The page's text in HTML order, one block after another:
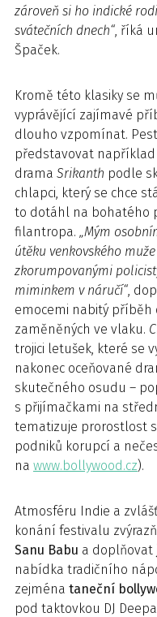
zároveň si ho indické
svátečních dnech“, říká
Špaček.
Kromě této klasiky se
vyprávějící zajímavé
dlouho vzpomínat.
představovat například
drama Srikanth podle
chlapci, který se chce
to dotáhl na bohatého
filantropa. „Mým
útěku venkovského
zkorumpovanými
miminkem v náručí“,
emocemi nabitý příběh
zaměněných ve vlaku.
trojici letušek, které se
nakonec oceňované
skutečného osudu –
s přijímačkami na
tematizuje prorostlost
podniků korupcí a
na www.bollywood.cz).
Atmosféru Indie a
konání festivalu
Sanu Babu a doplňovat
nabídka tradičního
zejména taneční
pod taktovkou DJ